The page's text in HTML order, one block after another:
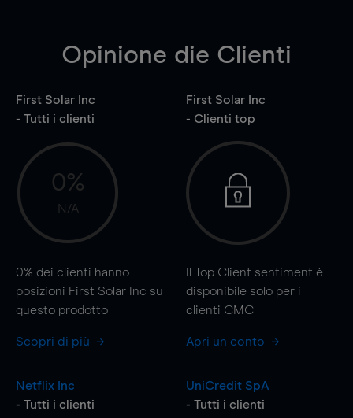
Opinione die Clienti
First Solar Inc
- Tutti i clienti
0%
N/A
0% dei clienti hanno
posizioni First Solar Inc su
questo prodotto
Scopri di più
First Solar Inc
- Clienti top
Il Top Client sentiment è
disponibile solo per i
clienti CMC
Apri un conto
Netflix Inc
- Tutti i clienti
UniCredit SpA
- Tutti i clienti